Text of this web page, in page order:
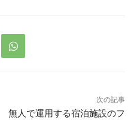
次の記事
無人で運用する宿泊施設のフ